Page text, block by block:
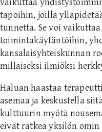
tapoihin, joilla
tunnetta. Se voi
toimintakäytäntöihin,
kansalaisyhteiskunnan
millaiseksi ilmiöksi
Haluan haastaa
asemaa ja keskustella
kulttuurin myötä
eivät ratkea yksilön